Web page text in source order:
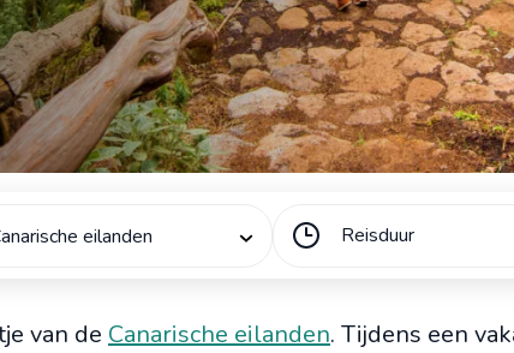
eilanden Reisduur
van de Canarische eilanden. Tijdens een